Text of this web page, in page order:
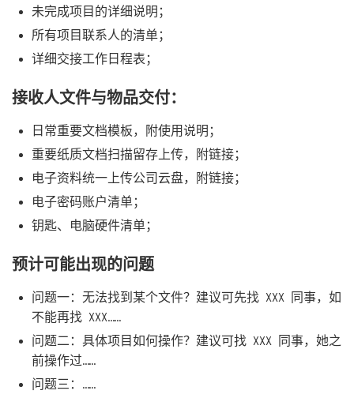
未完成项目的详细说明；
所有项目联系人的清单；
详细交接工作日程表；
接收人文件与物品交付：
日常重要文档模板，附使用说明；
重要纸质文档扫描留存上传，附链接；
电子资料统一上传公司云盘，附链接；
电子密码账户清单；
钥匙、电脑硬件清单；
预计可能出现的问题
问题一：无法找到某个文件？建议可先找 XXX 同事，如
不能再找 XXX……
问题二：具体项目如何操作？建议可找 XXX 同事，她之
前操作过……
问题三：……